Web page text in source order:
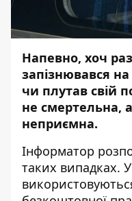
Напевно, хоч
запізнювався
чи плутав свій
не смертельна,
неприємна.
Інформатор
таких випадках. У